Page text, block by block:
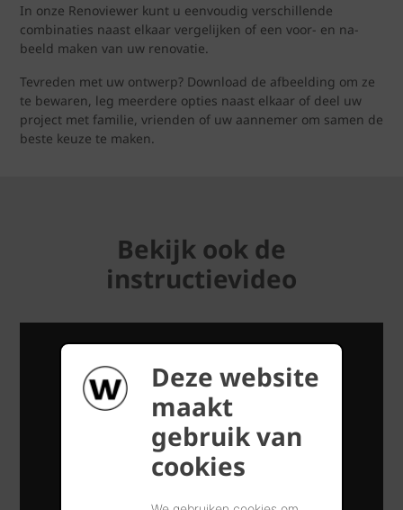
Deze website
maakt
gebruik van
cookies
In onze Renoviewer kunt u eenvoudig verschillende
combinaties naast elkaar vergelijken of een voor- en na-
beeld maken van uw renovatie.
Tevreden met uw ontwerp? Download de afbeelding om ze
te bewaren, leg meerdere opties naast elkaar of deel uw
project met familie, vrienden of uw aannemer om samen de
beste keuze te maken.
Bekijk ook de
instructievideo